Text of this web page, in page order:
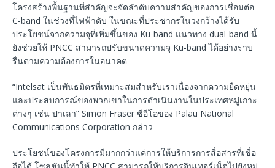
โครงสร้างพื้นฐานที่สําคัญจะจัดลําดับความสําคัญของการเชื่อมต่อ
C-band ในช่วงที่ไฟฟ้าดับ ในขณะที่ประชากรในวงกว้างได้รับ
ประโยชน์จากความจุที่เพิ่มขึ้นของ Ku-band แนวทาง dual-band นี้
ยังช่วยให้ PNCC สามารถปรับขนาดความจุ Ku-band ได้อย่างราบ
รื่นตามความต้องการในอนาคต
“Intelsat เป็นพันธมิตรที่เหมาะสมสําหรับเราเนื่องจากความยืดหยุ่น
และประสบการณ์ของพวกเขาในการดําเนินงานในประเทศหมู่เกาะ
ต่างๆ เช่น ปาเลา” Simon Fraser ซีอีโอของ Palau National
Communications Corporation กล่าว
ประโยชน์ของโครงการมีมากกว่าแค่การให้บริการการสื่อสารที่เชื่อ